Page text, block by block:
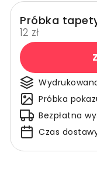
Próbka
12 zł
Próbka
Bezpłatna
Czas